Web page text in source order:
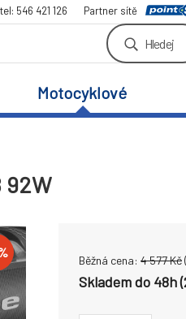
tel: 546 421 126 Partner sítě
Hledej
Motocyklové
92W
Běžná cena: 4 577Kč
Skladem do 48h